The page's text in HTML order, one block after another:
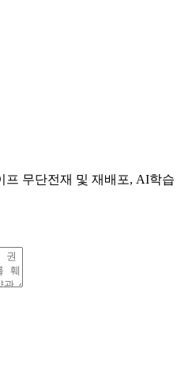
무단전재 및 재배포, AI학습